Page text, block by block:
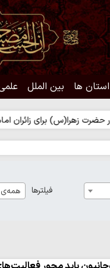
استان ها بین الملل
برای زائران امام حسین(ع)
فیلترها